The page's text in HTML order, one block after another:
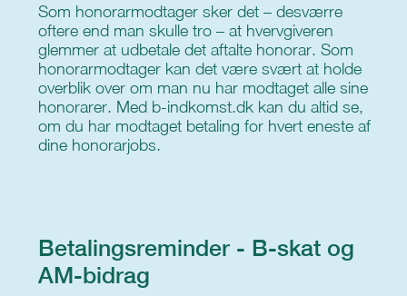
Som honorarmodtager sker det – desværre
oftere end man skulle tro – at hvervgiveren
glemmer at udbetale det aftalte honorar. Som
honorarmodtager kan det være svært at holde
overblik over om man nu har modtaget alle sine
honorarer. Med b-indkomst.dk kan du altid se,
om du har modtaget betaling for hvert eneste af
dine honorarjobs.
Betalingsreminder - B-skat og
AM-bidrag